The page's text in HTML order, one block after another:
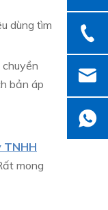
dùng tìm
bản áp
TNHH
mong